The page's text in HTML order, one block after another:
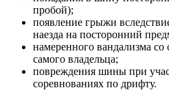
пробой);
появление грыжи
наезда на посторонний
намеренного вандализма
самого владельца;
повреждения шины при
соревнованиях по дрифту.